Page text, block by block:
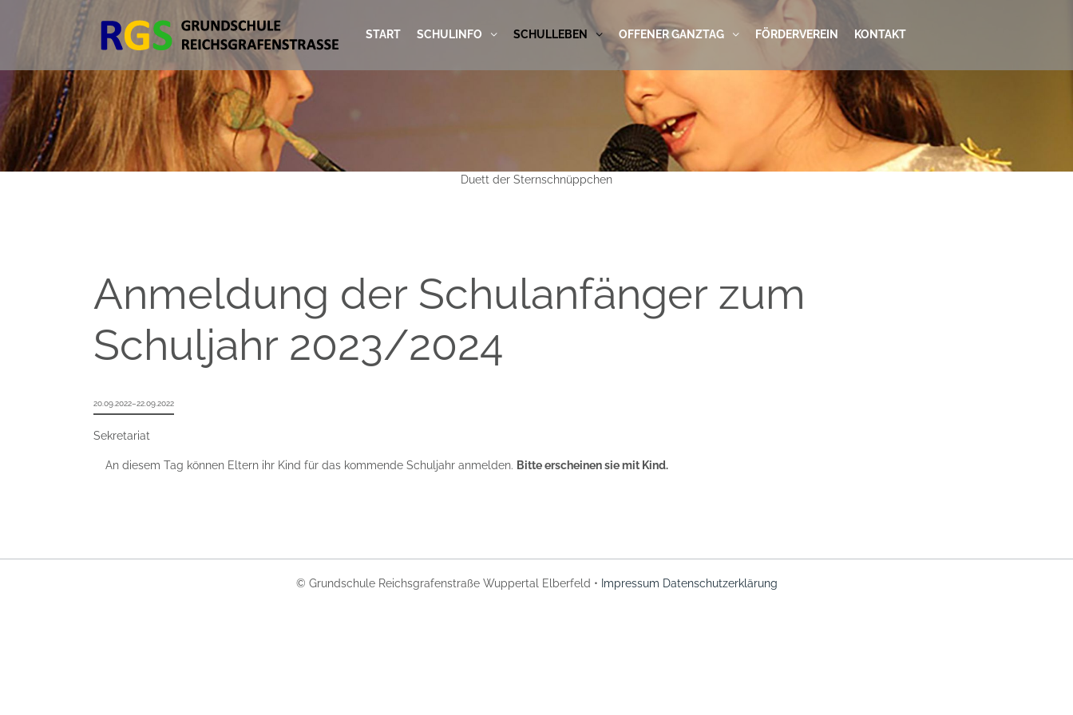
START SCHULINFO SCHULLEBEN OFFENER GANZTAG FÖRDERVEREIN KONTAKT
Duett der Sternschnüppchen
Anmeldung der Schulanfänger zum
Schuljahr 2023/2024
20.09.2022–22.09.2022
Sekretariat
An diesem Tag können Eltern ihr Kind für das kommende Schuljahr anmelden. Bitte erscheinen sie mit Kind.
© Grundschule Reichsgrafenstraße Wuppertal Elberfeld • Impressum Datenschutzerklärung